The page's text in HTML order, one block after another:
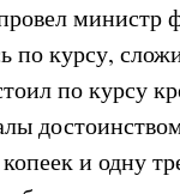
по курсу,
по курсу
и одну